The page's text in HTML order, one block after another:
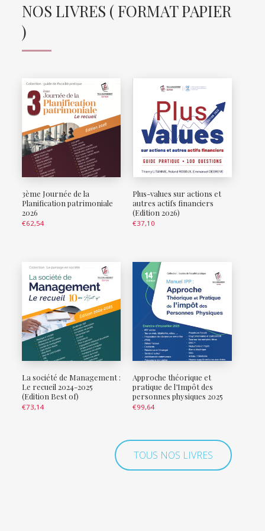
NOS LIVRES ( FORMAT PAPIER
)
3ème Journée de la
Planification patrimoniale
2026
€62,54
Plus-values sur actions et
autres actifs financiers
(Edition 2026)
€37,10
La société de Management :
Le recueil 2024-2025
(Edition Best of)
€73,14
Approche théorique et
pratique de l’Impôt des
personnes physiques 2025
€99,64
TOUS NOS LIVRES